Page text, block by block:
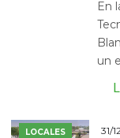
En
un
LOCALES 31/